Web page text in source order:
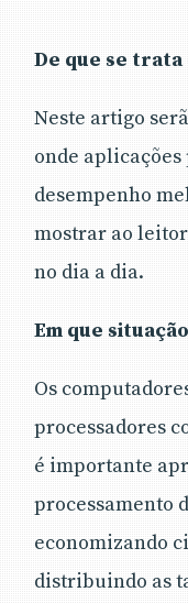
De que se
Neste artigo
onde
desempenho
mostrar ao
no dia a dia.
Em que
Os
processadores
é importante
processamento
economizando
distribuindo as